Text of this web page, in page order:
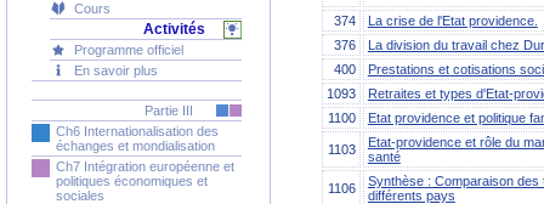
Cours
Activités
Programme officiel
En savoir plus
Partie III
Ch6 Internationalisation des
échanges et mondialisation
Ch7 Intégration européenne et
politiques économiques et
sociales
374
La crise de l'Etat providence.
376
La division du travail chez
400
Prestations et cotisations
1093
Retraites et types d'Etat-
1100
Etat providence et politique
1103
Etat-providence et rôle du
santé
1106
Synthèse : Comparaison
différents pays